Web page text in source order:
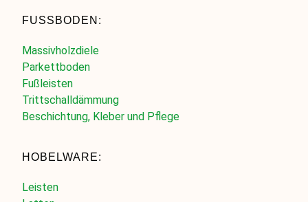
FUSSBODEN:
Massivholzdiele
Parkettboden
Fußleisten
Trittschalldämmung
Beschichtung, Kleber und Pflege
HOBELWARE:
Leisten